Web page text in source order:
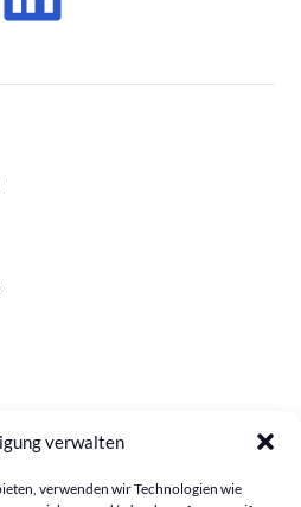
verwalten
verwenden wir Technologien wie